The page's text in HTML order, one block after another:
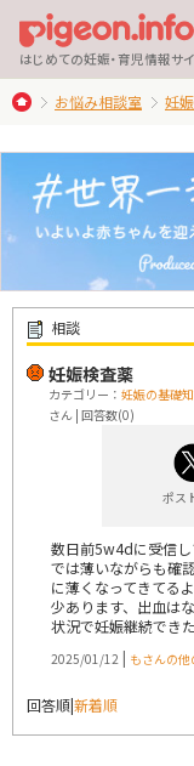
はじめての妊娠・育児情報サ
お悩み相談室 妊
相談
妊娠検査薬
カテゴリー： 妊娠の基礎
さん | 回答数(0)
ポス
数日前5w4dに受信
では薄いながらも確
に薄くなってきてる
少あります、出血は
状況で妊娠継続でき
2025/01/12 | もさんの
回答順|新着順